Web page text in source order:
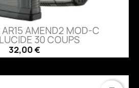
AMEND2 MOD-C
30 COUPS
32,00 €